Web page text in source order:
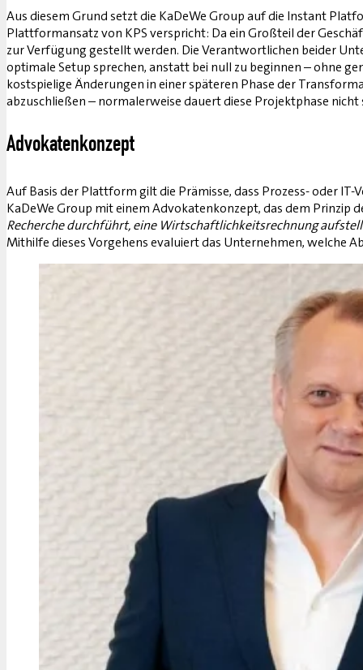
Aus diesem Grund setzt die KaDeWe Group auf die Instant
Plattformansatz von KPS verspricht: Da ein Großteil der
zur Verfügung gestellt werden. Die Verantwortlichen beider
optimale Setup sprechen, anstatt bei null zu beginnen – ohne
kostspielige Änderungen in einer späteren Phase der
abzuschließen – normalerweise dauert diese Projektphase nicht
Advokatenkonzept
Auf Basis der Plattform gilt die Prämisse, dass Prozess- oder
KaDeWe Group mit einem Advokatenkonzept, das dem Prinzip
Recherche durchführt, eine Wirtschaftlichkeitsrechnung
Mithilfe dieses Vorgehens evaluiert das Unternehmen, welche